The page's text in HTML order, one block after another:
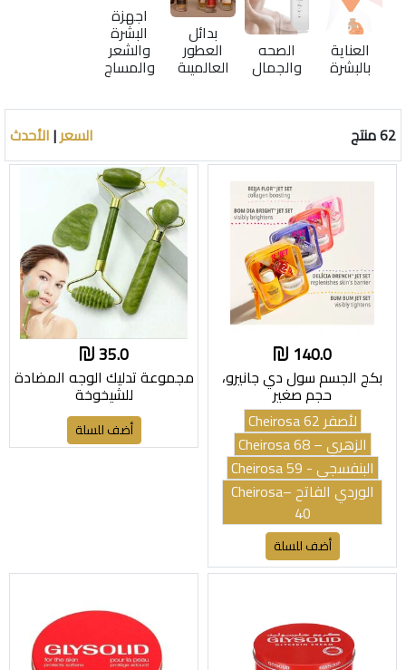
العناية
بالبشرة
الصحه
والجمال
بدائل
العطور
العالميىة
اجهزة
البشرة
والشعر
والمساج
62 منتج السعر|الأحدث
140.0
بكج الجسم سول دي جانيرو،
حجم صغير
لأصفر 62 Cheirosa
الزهري – Cheirosa 68
البنفسجي - Cheirosa 59
الوردي الفاتح –Cheirosa
40
أضف للسلة
35.0
مجموعة تدليك الوجه المضادة
للشيخوخة
أضف للسلة